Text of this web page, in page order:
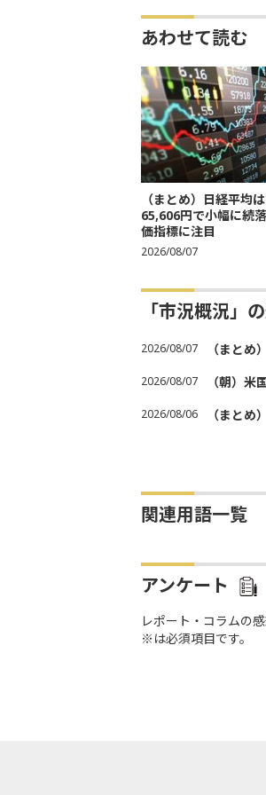
あわせて読む
（まとめ）日経平均
65,606円で小幅に続
価指標に注目
2026/08/07
「市況概況」
2026/08/07 （まと
2026/08/07 （朝）
2026/08/06 （まと
関連用語一覧
アンケート
レポート・コラムの
※は必須項目です。